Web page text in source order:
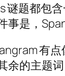
谜题都包
事是，
有
余的主题词